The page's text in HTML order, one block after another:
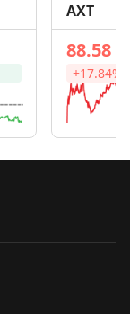
AXT
88.58
+17.84%